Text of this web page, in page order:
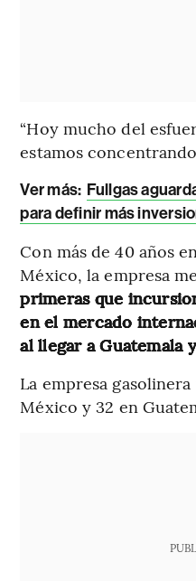
“Hoy mucho del
estamos
Ver más: Fullgas
para definir más
Con más de 40 años
México, la empresa
primeras que
en el mercado
al llegar a Guatemala
La empresa
México y 32 en